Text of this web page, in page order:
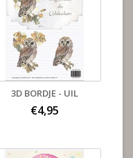
3D BORDJE - UIL
€4,95